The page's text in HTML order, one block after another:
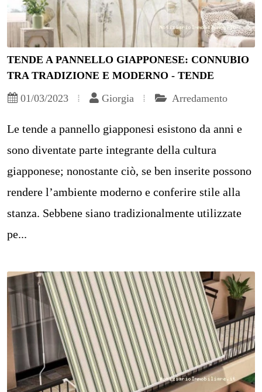
TENDE A PANNELLO GIAPPONESE: CONNUBIO
TRA TRADIZIONE E MODERNO - TENDE
01/03/2023
Giorgia Arredamento
Le tende a pannello giapponesi esistono da anni e
sono diventate parte integrante della cultura
giapponese; nonostante ciò, se ben inserite possono
rendere l’ambiente moderno e conferire stile alla
stanza. Sebbene siano tradizionalmente utilizzate
pe...